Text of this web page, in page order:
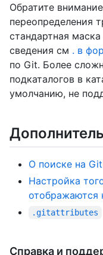
Обратите
переопределения
стандартная маска
сведения см . в
по Git. Более
подкаталогов в
умолчанию, не
О поиске на
Настройка
отображаются
.gitattributes
Справка и